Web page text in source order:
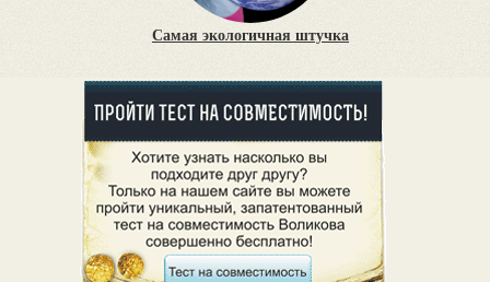
Самая экологичная штучка